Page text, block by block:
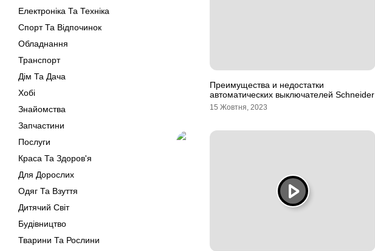
Електроніка Та Техніка
Спорт Та Відпочинок
Обладнання
Транспорт
Дім Та Дача
Хобі
Знайомства
Запчастини
Послуги
Краса Та Здоров'я
Для Дорослих
Одяг Та Взуття
Дитячий Світ
Будівництво
Тварини Та Рослини
Преимущества и недостатки
автоматических выключателей Schneider
15 Жовтня, 2023